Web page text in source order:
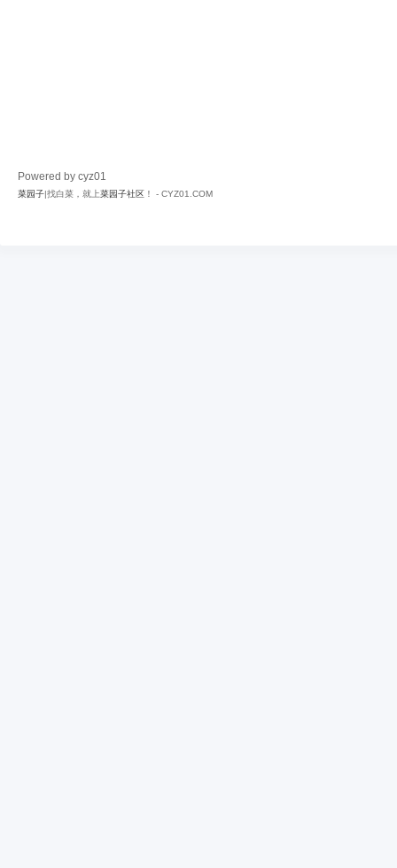
Powered by cyz01
菜园子|找白菜，就上菜园子社区 ！ - CYZ01.COM